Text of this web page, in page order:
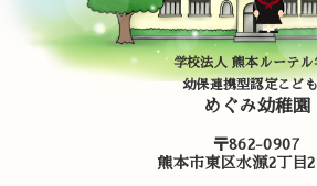
学校法人 熊本ルーテル
幼保連携型認定こど
めぐみ幼稚園
〒862-0907
熊本市東区水源2丁目